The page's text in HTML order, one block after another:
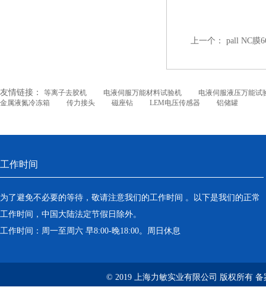
上一个： pall NC膜
友情链接： 等离子去胶机 电液伺服万能材料试验机
电液伺服液压万能试
金属液氮冷冻箱
传力接头 磁座钻 LEM电压传感器 铝储罐
工作时间
为了避免不必要的等待，敬请注意我们的工作时间 。以下是我们的正常
工作时间，中国大陆法定节假日除外。
工作时间：周一至周六 早8:00-晚18:00。周日休息
© 2019 上海力敏实业有限公司 版权所有 备